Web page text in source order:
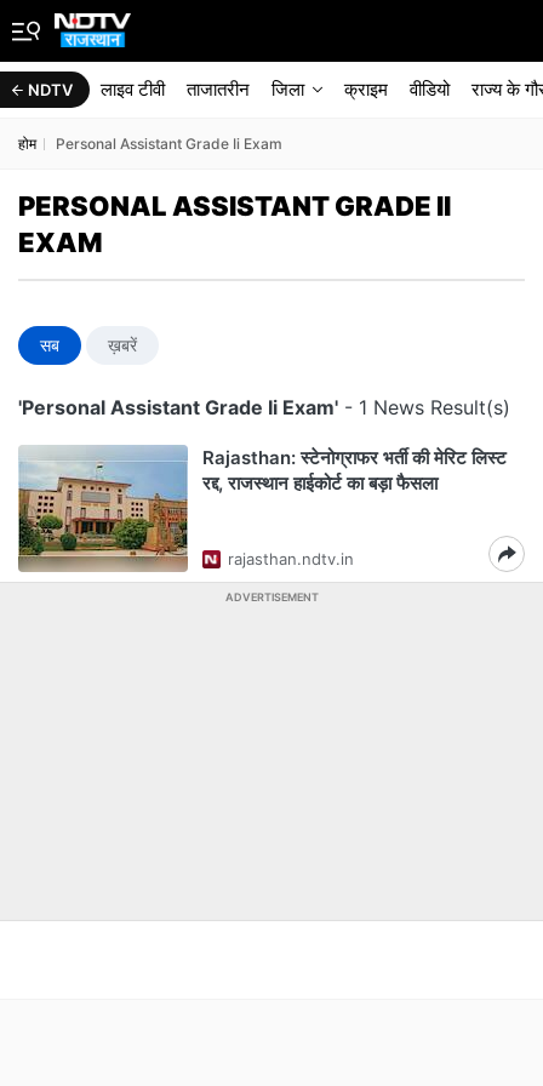
NDTV लाइव टीवी ताजातरीन जिला क्राइम वीडियो राज्‍य के
होम Personal Assistant Grade Ii Exam
PERSONAL ASSISTANT GRADE II
EXAM
सब ख़बरें
'Personal Assistant Grade Ii Exam' - 1 News Result(s)
Rajasthan: स्टेनोग्राफर भर्ती की मेरिट लिस्ट
रद्द, राजस्थान हाईकोर्ट का बड़ा फैसला
rajasthan.ndtv.in
ADVERTISEMENT